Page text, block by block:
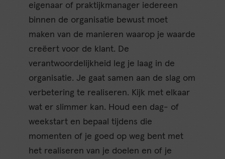
eigenaar of praktijkmanager iedereen
binnen de organisatie bewust moet
maken van de manieren waarop je waarde
creëert voor de klant. De
verantwoordelijkheid leg je laag in de
organisatie. Je gaat samen aan de slag om
verbetering te realiseren. Kijk met elkaar
wat er slimmer kan. Houd een dag- of
weekstart en bepaal tijdens die
momenten of je goed op weg bent met
het realiseren van je doelen en of je